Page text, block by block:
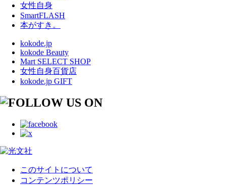
女性自身
SmartFLASH
本がすき。
kokode.jp
kokode Beauty
Mart SELECT SHOP
女性自身百貨店
kokode.jp GIFT
このサイトについて
コンテンツポリシー